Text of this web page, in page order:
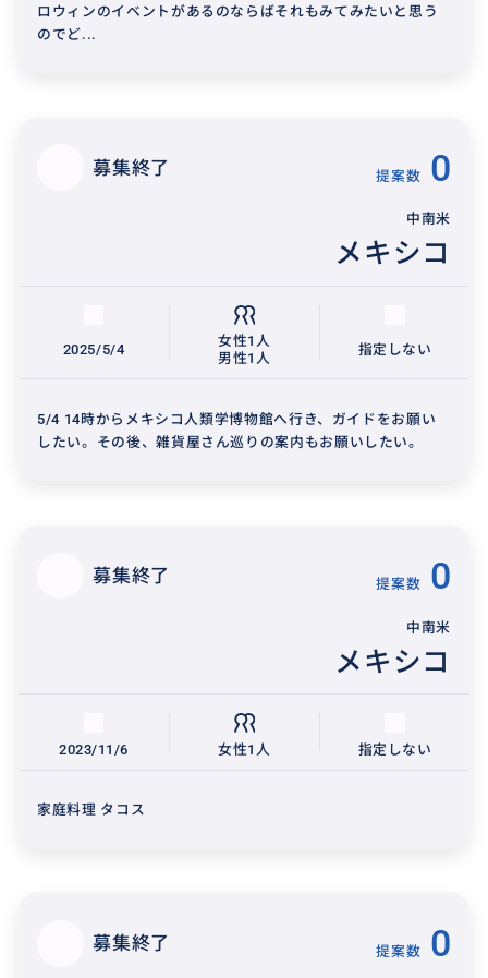
ロウィンのイベントがあるのならばそれもみてみたいと思う
のでど...
募集終了 提案数 0
中南米
メキシコ
2025/5/4
女性1人
男性1人
指定しない
5/4 14時からメキシコ人類学博物館へ行き、ガイドをお願い
したい。その後、雑貨屋さん巡りの案内もお願いしたい。
募集終了 提案数 0
中南米
メキシコ
2023/11/6 女性1人 指定しない
家庭料理 タコス
募集終了 提案数 0